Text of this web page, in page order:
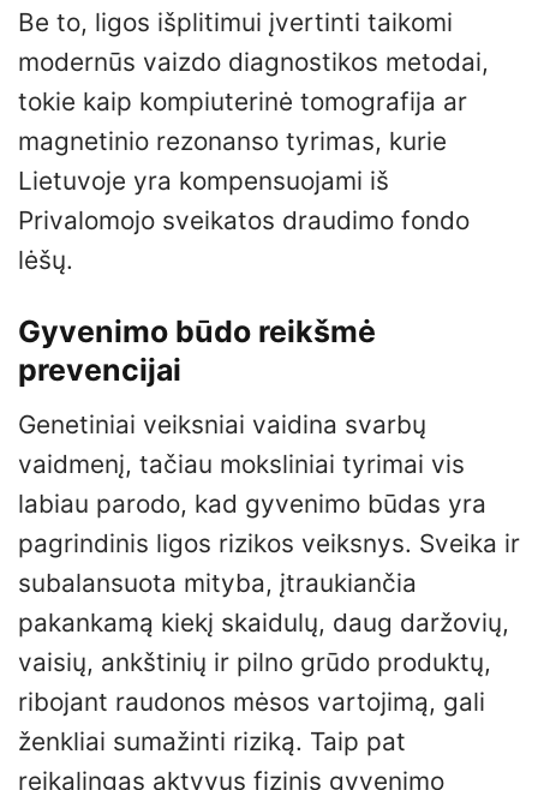
Be to, ligos išplitimui įvertinti taikomi
modernūs vaizdo diagnostikos metodai,
tokie kaip kompiuterinė tomografija ar
magnetinio rezonanso tyrimas, kurie
Lietuvoje yra kompensuojami iš
Privalomojo sveikatos draudimo fondo
lėšų.
Gyvenimo būdo reikšmė
prevencijai
Genetiniai veiksniai vaidina svarbų
vaidmenį, tačiau moksliniai tyrimai vis
labiau parodo, kad gyvenimo būdas yra
pagrindinis ligos rizikos veiksnys. Sveika ir
subalansuota mityba, įtraukiančia
pakankamą kiekį skaidulų, daug daržovių,
vaisių, ankštinių ir pilno grūdo produktų,
ribojant raudonos mėsos vartojimą, gali
ženkliai sumažinti riziką. Taip pat
reikalingas aktyvus fizinis gyvenimo